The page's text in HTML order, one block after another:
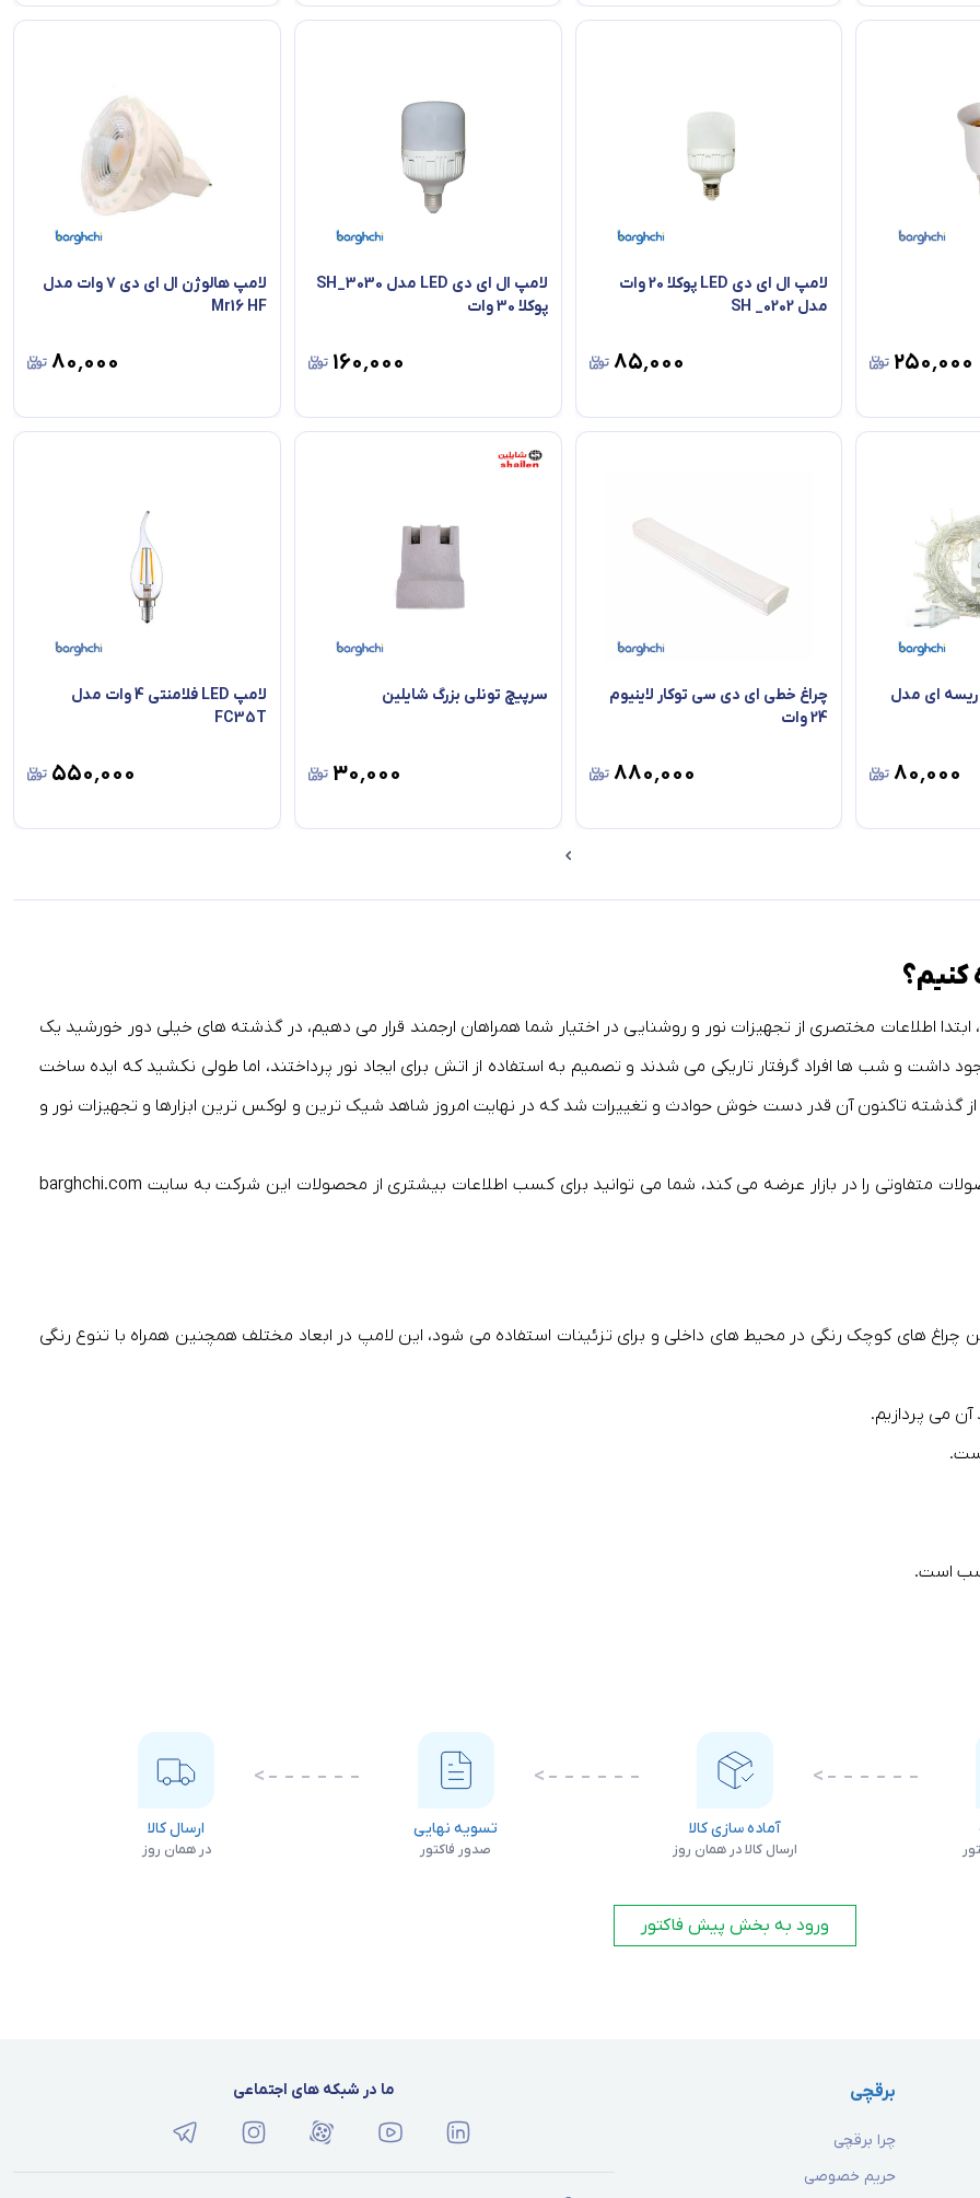
۲۵۰٬۰۰۰
لامپ ال ای دی LED پوکلا 20 وات
مدل SH _0202
۸۵٬۰۰۰
لامپ ال ای دی LED مدل SH_3030
پوکلا 30 وات
۱۶۰٬۰۰۰
لامپ هالوژن ال ای دی 7 وات مدل
Mr16 HF
۸۰٬۰۰۰
لامپ ال ای دی LED ریسه ای مدل
۸۰٬۰۰۰
چراغ خطی ای دی سی توکار لاینیوم
24 وات
۸۸۰٬۰۰۰
سرپیچ تونلی بزرگ شایلین
۳۰٬۰۰۰
لامپ LED فلامنتی 4 وات مدل
FC35T
۵۵۰٬۰۰۰
کنیم؟
ابتدا اطلاعات مختصری از تجهیزات نور و روشنایی در اختیار شما همراهان ارجمند قرار می دهیم، در گذشته های خیلی دور خورشید یک
داشت و شب ها افراد گرفتار تاریکی می شدند و تصمیم به استفاده از اتش برای ایجاد نور پرداختند، اما طولی نکشید که ایده ساخت
از گذشته تاکنون آن قدر دست خوش حوادث و تغییرات شد که در نهایت امروز شاهد شیک ترین و لوکس ترین ابزارها و تجهیزات نور و
شرکت برقچی ارائه کننده تجهیزات نور و روشنایی، کالا ها و محصولات متفاوتی را در بازار عرضه می کند، شما می توانید برای کسب اطلاعات بیشتری از محصولات این‌ شرکت به سایت barghchi.com
های کوچک رنگی در محیط های داخلی و برای تزئینات استفاده می شود، این لامپ در ابعاد مختلف همچنین همراه با تنوع رنگی
می پردازیم.
داشته و برخی از آن ها خاصیت ضد آب دارند. ریسه ها بیشتر در فضای بیرونی و برای تزئینات مورد استفاده قرار می گیرند، همچنین می
آماده سازی کالا
ارسال کالا در همان روز
تسویه نهایی
صدور فاکتور
ارسال کالا
در همان روز
ورود به بخش پیش فاکتور
برقچی
چرا برقچی
حریم خصوصی
ما در شبکه های اجتماعی